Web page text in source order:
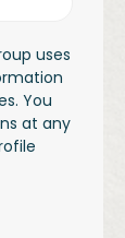
uses
You
at any